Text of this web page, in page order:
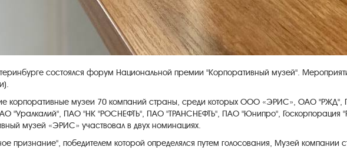
состоялся форум Национальной премии "Корпоративный музей".
корпоративные музеи 70 компаний страны, среди которых ООО «ЭРИС», ОАО
"Уралкалий", ПАО "НК "РОСНЕФТЬ", ПАО "ТРАНСНЕФТЬ", ПАО "Юнипро",
музей «ЭРИС» участвовал в двух номинациях.
признание", победителем которой определялся путем голосования, Музей компании